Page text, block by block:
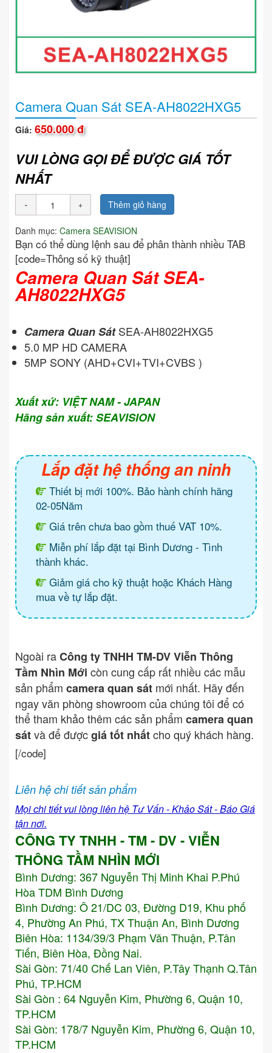
Camera Quan Sát SEA-AH8022HXG5
Giá: 650.000 đ
VUI LÒNG GỌI ĐỂ ĐƯỢC GIÁ TỐT
NHẤT
Thêm giỏ hàng
Danh mục: Camera SEAVISION
Bạn có thể dùng lệnh sau để phân thành nhiều TAB
[code=Thông số kỹ thuật]
Camera Quan Sát SEA-
AH8022HXG5
Camera Quan SátSEA-AH8022HXG5
5.0 MP HD CAMERA
5MP SONY (AHD+CVI+TVI+CVBS )
Xuất xứ: VIỆT NAM - JAPAN
Hãng sản xuất: SEAVISION
Lắp đặt hệ thống an ninh
Thiết bị mới 100%. Bảo hành chính hãng
02-05Năm
Giá trên chưa bao gồm thuế VAT 10%.
Miễn phí lắp đặt tại Bình Dương - Tình
thành khác.
Giảm giá cho kỹ thuật hoặc Khách Hàng
mua về tự lắp đặt.
Ngoài raCông ty TNHH TM-DV Viễn Thông
Tầm Nhìn Mới còn cung cấp rất nhiều các mẫu
sản phẩm camera quan sát mới nhất. Hãy đến
ngay văn phòng showroom của chúng tôi để có
thể tham khảo thêm các sản phẩm camera quan
sátvà để đượcgiá tốt nhấtcho quý khách hàng.
[/code]
Liên hệ chi tiết sản phẩm
Mọi chi tiết vui lòng liên hệ Tư Vấn - Khảo Sát - Báo Giá
tận nơi.
CÔNG TY TNHH - TM - DV - VIỄN
THÔNG TẦM NHÌN MỚI
Bình Dương: 367 Nguyễn Thị Minh Khai P.Phú
Hòa TDM Bình Dương
Bình Dương: Ô 21/DC 03, Đường D19, Khu phố
4, Phường An Phú, TX Thuận An, Bình Dương
Biên Hòa: 1134/39/3 Phạm Văn Thuận, P.Tân
Tiến, Biên Hòa, Đồng Nai.
Sài Gòn: 71/40 Chế Lan Viên, P.Tây Thạnh Q.Tân
Phú, TP.HCM
Sài Gòn : 64 Nguyễn Kim, Phường 6, Quận 10,
TP.HCM
Sài Gòn: 178/7 Nguyễn Kim, Phường 6, Quận 10,
TP.HCM